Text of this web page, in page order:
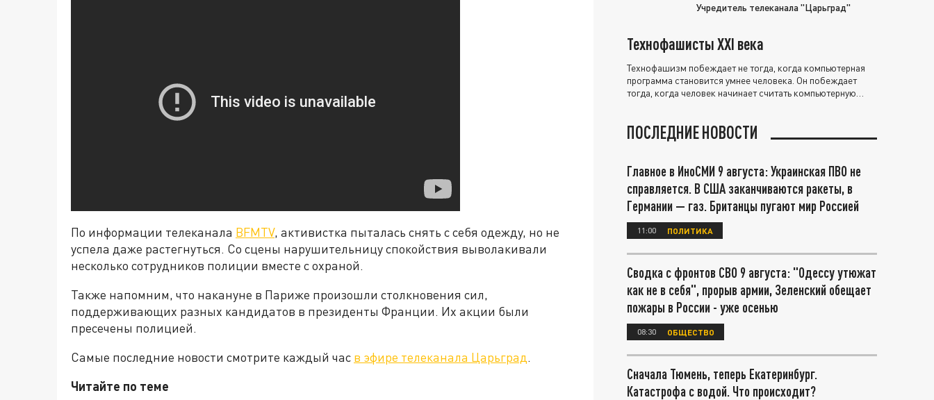
По информации телеканала BFMTV, активистка пыталась снять с себя одежду, но не
успела даже растегнуться. Со сцены нарушительницу спокойствия выволакивали
несколько сотрудников полиции вместе с охраной.
Также напомним, что накануне в Париже произошли столкновения сил,
поддерживающих разных кандидатов в президенты Франции. Их акции были
пресечены полицией.
Самые последние новости смотрите каждый час в эфире телеканала Царьград.
Читайте по теме
Учредитель телеканала "Царьград"
Технофашисты XXI века
Технофашизм побеждает не тогда, когда компьютерная
программа становится умнее человека. Он побеждает
тогда, когда человек начинает считать компьютерную
ПОСЛЕДНИЕ НОВОСТИ
Главное в ИноСМИ 9 августа: Украинская ПВО не
справляется. В США заканчиваются ракеты, в
Германии — газ. Британцы пугают мир Россией
11:00 ПОЛИТИКА
Сводка с фронтов СВО 9 августа: "Одессу утюжат
как не в себя", прорыв армии, Зеленский обещает
пожары в России - уже осенью
08:30 ОБЩЕСТВО
Сначала Тюмень, теперь Екатеринбург.
Катастрофа с водой. Что происходит?